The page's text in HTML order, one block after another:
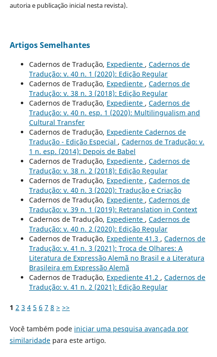
autoria e publicação inicial nesta revista).
Artigos Semelhantes
Cadernos de Tradução, Expediente , Cadernos de
Tradução: v. 40 n. 1 (2020): Edição Regular
Cadernos de Tradução, Expediente , Cadernos de
Tradução: v. 38 n. 3 (2018): Edição Regular
Cadernos de Tradução, Expediente , Cadernos de
Tradução: v. 40 n. esp. 1 (2020): Multilingualism and
Cultural Transfer
Cadernos de Tradução, Expediente Cadernos de
Tradução - Edição Especial , Cadernos de Tradução: v.
1 n. esp. (2014): Depois de Babel
Cadernos de Tradução, Expediente , Cadernos de
Tradução: v. 38 n. 2 (2018): Edição Regular
Cadernos de Tradução, Expediente , Cadernos de
Tradução: v. 40 n. 3 (2020): Tradução e Criação
Cadernos de Tradução, Expediente , Cadernos de
Tradução: v. 39 n. 1 (2019): Retranslation in Context
Cadernos de Tradução, Expediente , Cadernos de
Tradução: v. 40 n. 2 (2020): Edição Regular
Cadernos de Tradução, Expediente 41.3 , Cadernos de
Tradução: v. 41 n. 3 (2021): Troca de Olhares: A
Literatura de Expressão Alemã no Brasil e a Literatura
Brasileira em Expressão Alemã
Cadernos de Tradução, Expediente 41.2 , Cadernos de
Tradução: v. 41 n. 2 (2021): Edição Regular
1 2 3 4 5 6 7 8 > >>
Você também pode iniciar uma pesquisa avançada por
similaridadepara este artigo.